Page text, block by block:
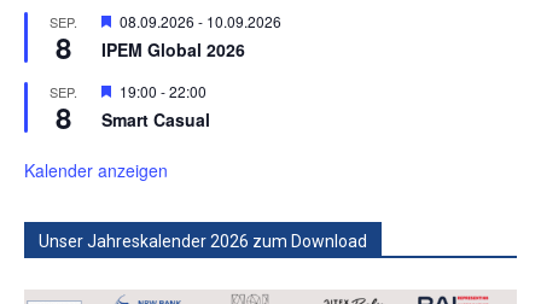
SEP.
8
Hervorgehoben
08.09.2026 - 10.09.2026
IPEM Global 2026
SEP.
8
Hervorgehoben
19:00 -22:00
Smart Casual
Kalender anzeigen
Unser Jahreskalender 2026 zum Download